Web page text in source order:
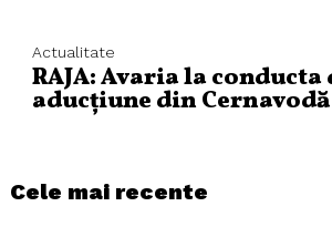
Actualitate
RAJA: Avaria la conducta
aducțiune din Cernavodă
Cele mai recente